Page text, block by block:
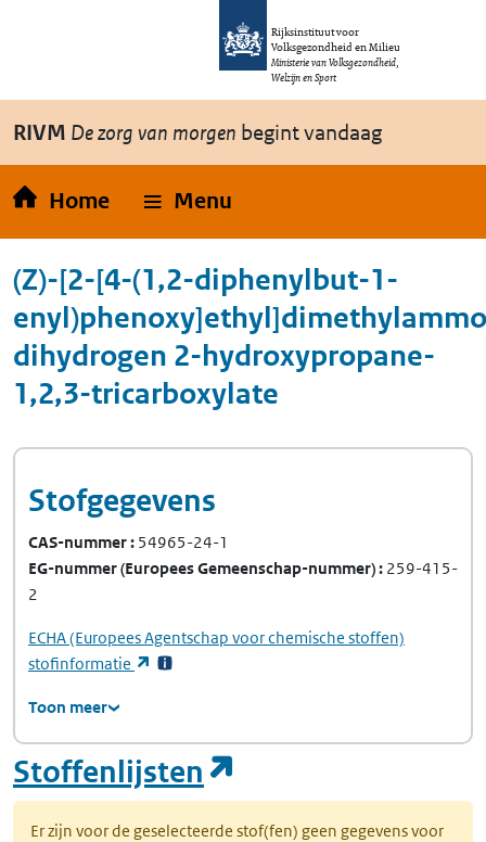
Overslaan en naar de inhoud gaan
Rijksinstituut voor
Volksgezondheid en Milieu
Ministerie van Volksgezondheid,
Welzijn en Sport
RIVM De zorg van morgen begint vandaag
Home Menu
(Z)-[2-[4-(1,2-diphenylbut-1-
dihydrogen 2-hydroxypropane-
1,2,3-tricarboxylate
Stofgegevens
CAS-nummer 54965-24-1
EG-nummer(Europees Gemeenschap-nummer) 259-415-
2
ECHA(Europees Agentschap voor chemische stoffen)
stofinformatie
(opent in een nieuw tabblad)
Toon meer
Stoffenlijsten
Er zijn voor de geselecteerde stof(fen) geen gegevens voor